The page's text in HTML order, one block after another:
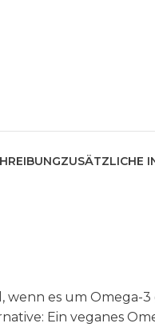
ZUSÄTZLICHE
wenn es um
Ein veganes